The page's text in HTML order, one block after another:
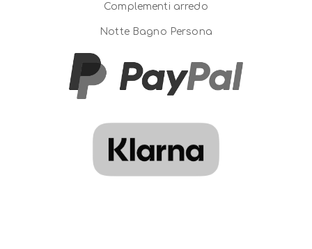
Complementi arredo
Notte Bagno Persona